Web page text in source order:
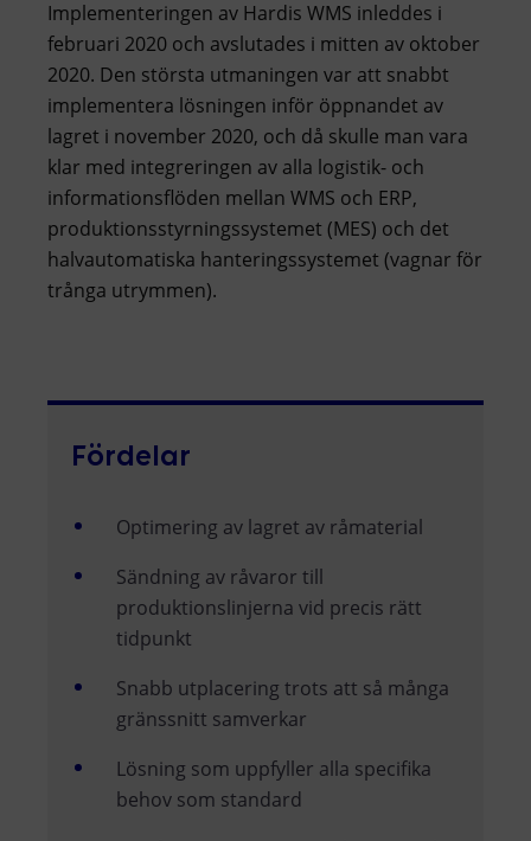
Implementeringen av Hardis WMS inleddes i
februari 2020 och avslutades i mitten av oktober
2020. Den största utmaningen var att snabbt
implementera lösningen inför öppnandet av
lagret i november 2020, och då skulle man vara
klar med integreringen av alla logistik- och
informationsflöden mellan WMS och ERP,
produktionsstyrningssystemet (MES) och det
halvautomatiska hanteringssystemet (vagnar för
trånga utrymmen).
Fördelar
Optimering av lagret av råmaterial
Sändning av råvaror till
produktionslinjerna vid precis rätt
tidpunkt
Snabb utplacering trots att så många
gränssnitt samverkar
Lösning som uppfyller alla specifika
behov som standard